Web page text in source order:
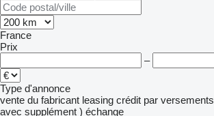
France
Prix
–
Type d'annonce
vente du fabricant leasing crédit par versements
avec supplément ) échange